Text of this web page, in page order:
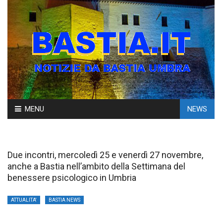
Skip
to
MENU NEWS
Due incontri, mercoledì 25 e venerdì 27 novembre,
anche a Bastia nell’ambito della Settimana del
benessere psicologico in Umbria
ATTUALITA' BASTIA NEWS